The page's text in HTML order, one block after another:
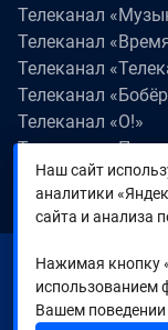
Телеканал
Телеканал
Телеканал
Телеканал
Телеканал «О!»
Телеканал
Телеканал
Телеканал
© 2000—2026.
на любые
Наш сайт
аналитики
сайта и анализа
Нажимая кнопку
использованием
Вашем поведении